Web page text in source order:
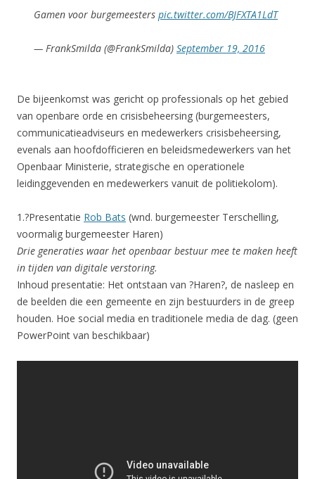
Gamen voor burgemeesters pic.twitter.com/BJFXTA1LdT
— FrankSmilda (@FrankSmilda) September 19, 2016
De bijeenkomst was gericht op professionals op het gebied
van openbare orde en crisisbeheersing (burgemeesters,
communicatieadviseurs en medewerkers crisisbeheersing,
evenals aan hoofdofficieren en beleidsmedewerkers van het
Openbaar Ministerie, strategische en operationele
leidinggevenden en medewerkers vanuit de politiekolom).
1.?Presentatie Rob Bats (wnd. burgemeester Terschelling,
voormalig burgemeester Haren)
Drie generaties waar het openbaar bestuur mee te maken heeft
in tijden van digitale verstoring.
Inhoud presentatie: Het ontstaan van ?Haren?, de nasleep en
de beelden die een gemeente en zijn bestuurders in de greep
houden. Hoe social media en traditionele media de dag. (geen
PowerPoint van beschikbaar)